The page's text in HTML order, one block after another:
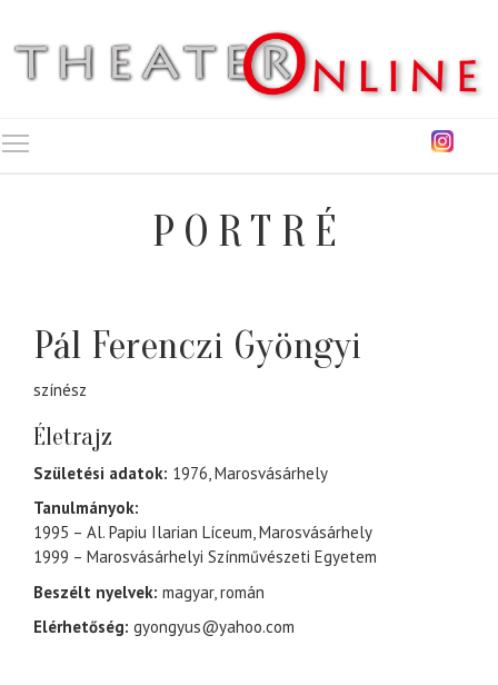
PORTRÉ
Pál Ferenczi Gyöngyi
színész
Életrajz
Születési adatok: 1976, Marosvásárhely
Tanulmányok:
1995 – Al. Papiu Ilarian Líceum, Marosvásárhely
1999 – Marosvásárhelyi Színművészeti Egyetem
Beszélt nyelvek: magyar, román
Elérhetőség: gyongyus@yahoo.com